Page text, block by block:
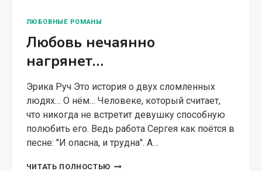
ЛЮБОВНЫЕ РОМАНЫ
Любовь нечаянно
нагрянет…
Эрика Руч Это история о двух сломленных
людях… О нём… Человеке, который считает,
что никогда не встретит девушку способную
полюбить его. Ведь работа Сергея как поётся в
песне: "И опасна, и трудна". А…
ЧИТАТЬ ПОЛНОСТЬЮ ЛЮБОВЬ